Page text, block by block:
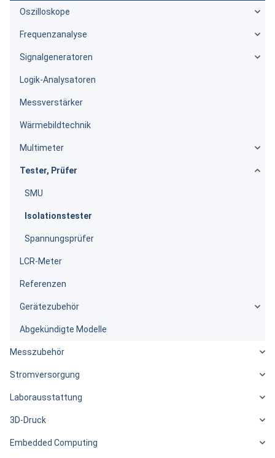
Oszilloskope
Frequenzanalyse
Signalgeneratoren
Logik-Analysatoren
Messverstärker
Wärmebildtechnik
Multimeter
Tester, Prüfer
SMU
Isolationstester
Spannungsprüfer
LCR-Meter
Referenzen
Gerätezubehör
Abgekündigte Modelle
Messzubehör
Stromversorgung
Laborausstattung
3D-Druck
Embedded Computing